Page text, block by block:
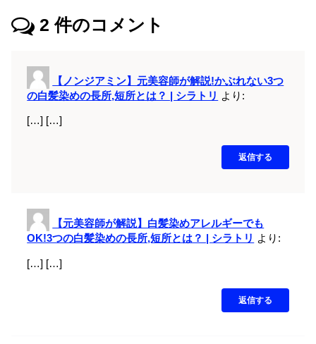
2 件のコメント
【ノンジアミン】元美容師が解説!かぶれない3つ
の白髪染めの長所,短所とは？ | シラトリ より:
[…] […]
返信する
【元美容師が解説】白髪染めアレルギーでも
OK!3つの白髪染めの長所,短所とは？ | シラトリ より:
[…] […]
返信する